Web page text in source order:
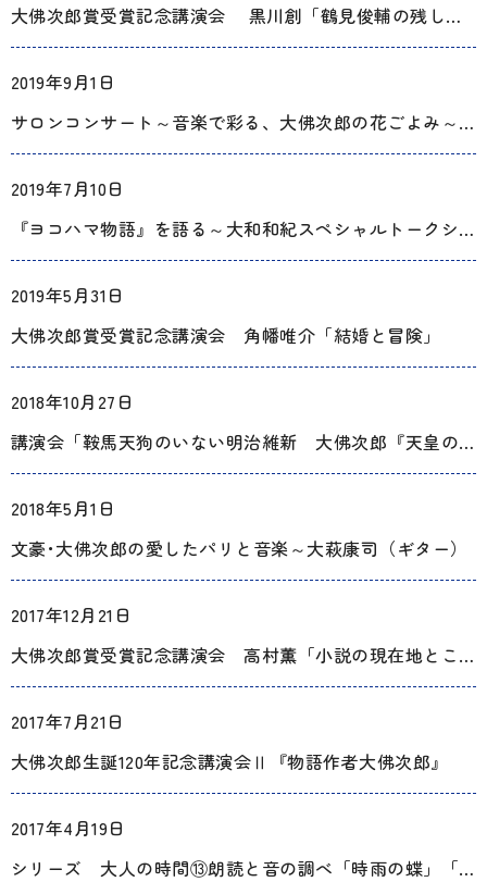
大佛次郎賞受賞記念講演会 黒川創「鶴見俊輔の残したもの」
2019年9月1日
サロンコンサート～音楽で彩る、大佛次郎の花ごよみ～上野由恵（フルート）
2019年7月10日
『ヨコハマ物語』を語る～大和和紀スペシャルトークショー
2019年5月31日
大佛次郎賞受賞記念講演会 角幡唯介「結婚と冒険」
2018年10月27日
講演会「鞍馬天狗のいない明治維新 大佛次郎『天皇の世紀』再読」
2018年5月1日
文豪･大佛次郎の愛したパリと音楽～大萩康司（ギター）
2017年12月21日
大佛次郎賞受賞記念講演会 高村薫「小説の現在地とこれから」
2017年7月21日
大佛次郎生誕120年記念講演会Ⅱ『物語作者大佛次郎』
2017年4月19日
シリーズ 大人の時間⑬朗読と音の調べ「時雨の蝶」「離合」【岩間市民プラザ】